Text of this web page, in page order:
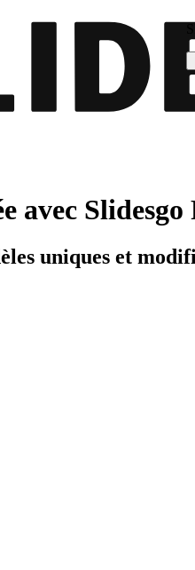
avec Slidesgo
uniques et